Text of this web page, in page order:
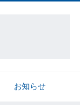
お知らせ